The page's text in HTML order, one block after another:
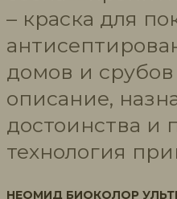
– краска для
домов и срубов
описание,
достоинства и
технология
НЕОМИД БИОКОЛОР